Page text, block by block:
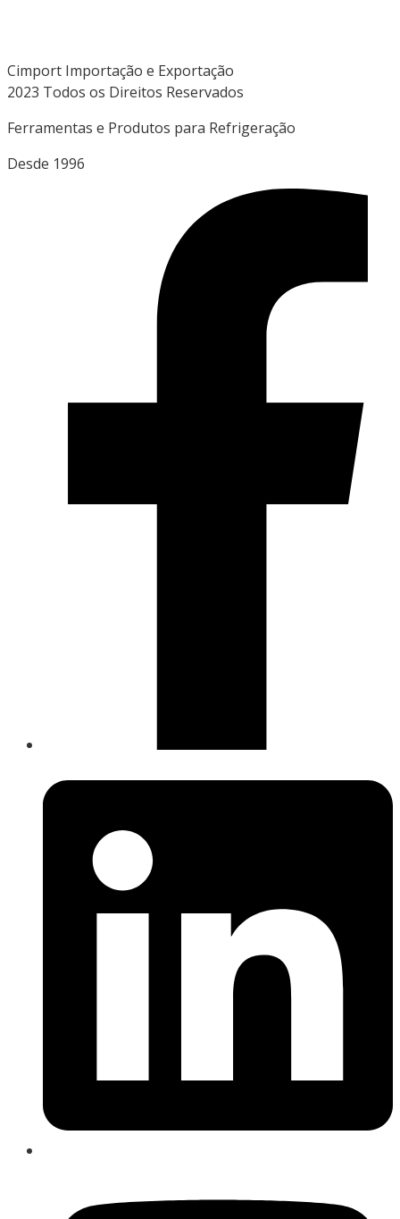
Cimport Importação e Exportação
2023 Todos os Direitos Reservados
Ferramentas e Produtos para Refrigeração
Desde 1996